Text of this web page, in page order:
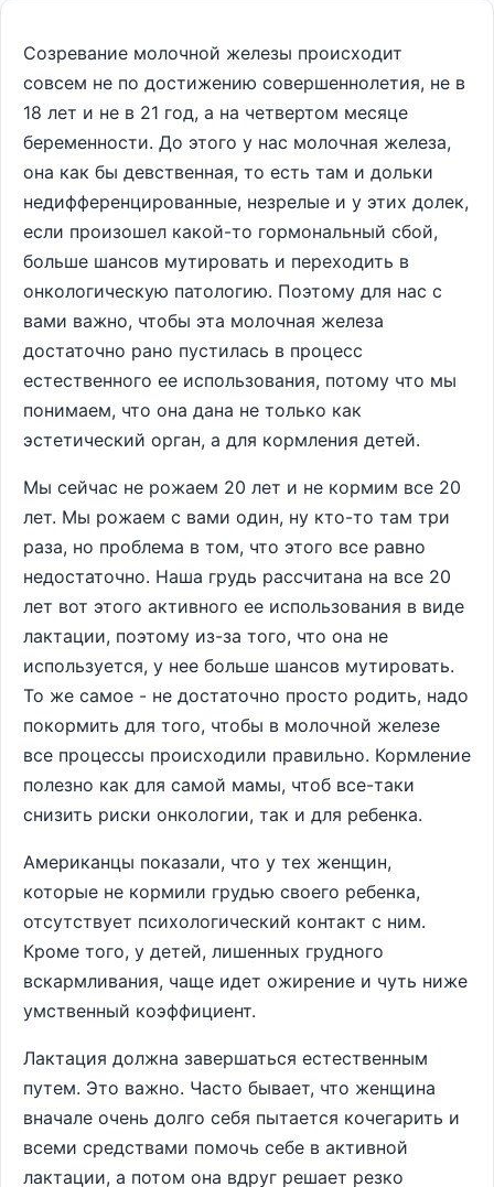
Созревание молочной железы происходит
совсем не по достижению совершеннолетия, не в
18 лет и не в 21 год, а на четвертом месяце
беременности. До этого у нас молочная железа,
она как бы девственная, то есть там и дольки
недифференцированные, незрелые и у этих долек,
если произошел какой-то гормональный сбой,
больше шансов мутировать и переходить в
онкологическую патологию. Поэтому для нас с
вами важно, чтобы эта молочная железа
достаточно рано пустилась в процесс
естественного ее использования, потому что мы
понимаем, что она дана не только как
эстетический орган, а для кормления детей.
Мы сейчас не рожаем 20 лет и не кормим все 20
лет. Мы рожаем с вами один, ну кто-то там три
раза, но проблема в том, что этого все равно
недостаточно. Наша грудь рассчитана на все 20
лет вот этого активного ее использования в виде
лактации, поэтому из-за того, что она не
используется, у нее больше шансов мутировать.
То же самое - не достаточно просто родить, надо
покормить для того, чтобы в молочной железе
все процессы происходили правильно. Кормление
полезно как для самой мамы, чтоб все-таки
снизить риски онкологии, так и для ребенка.
Американцы показали, что у тех женщин,
которые не кормили грудью своего ребенка,
отсутствует психологический контакт с ним.
Кроме того, у детей, лишенных грудного
вскармливания, чаще идет ожирение и чуть ниже
умственный коэффициент.
Лактация должна завершаться естественным
путем. Это важно. Часто бывает, что женщина
вначале очень долго себя пытается кочегарить и
всеми средствами помочь себе в активной
лактации, а потом она вдруг решает резко